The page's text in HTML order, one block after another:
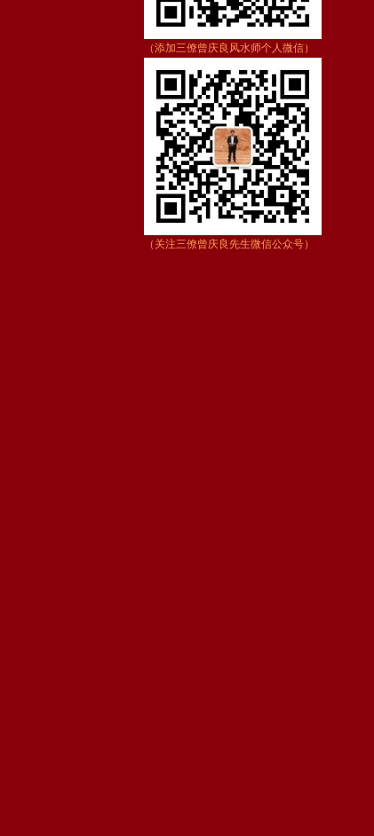
（添加三僚曾庆良风水师个人微信）
（关注三僚曾庆良先生微信公众号）